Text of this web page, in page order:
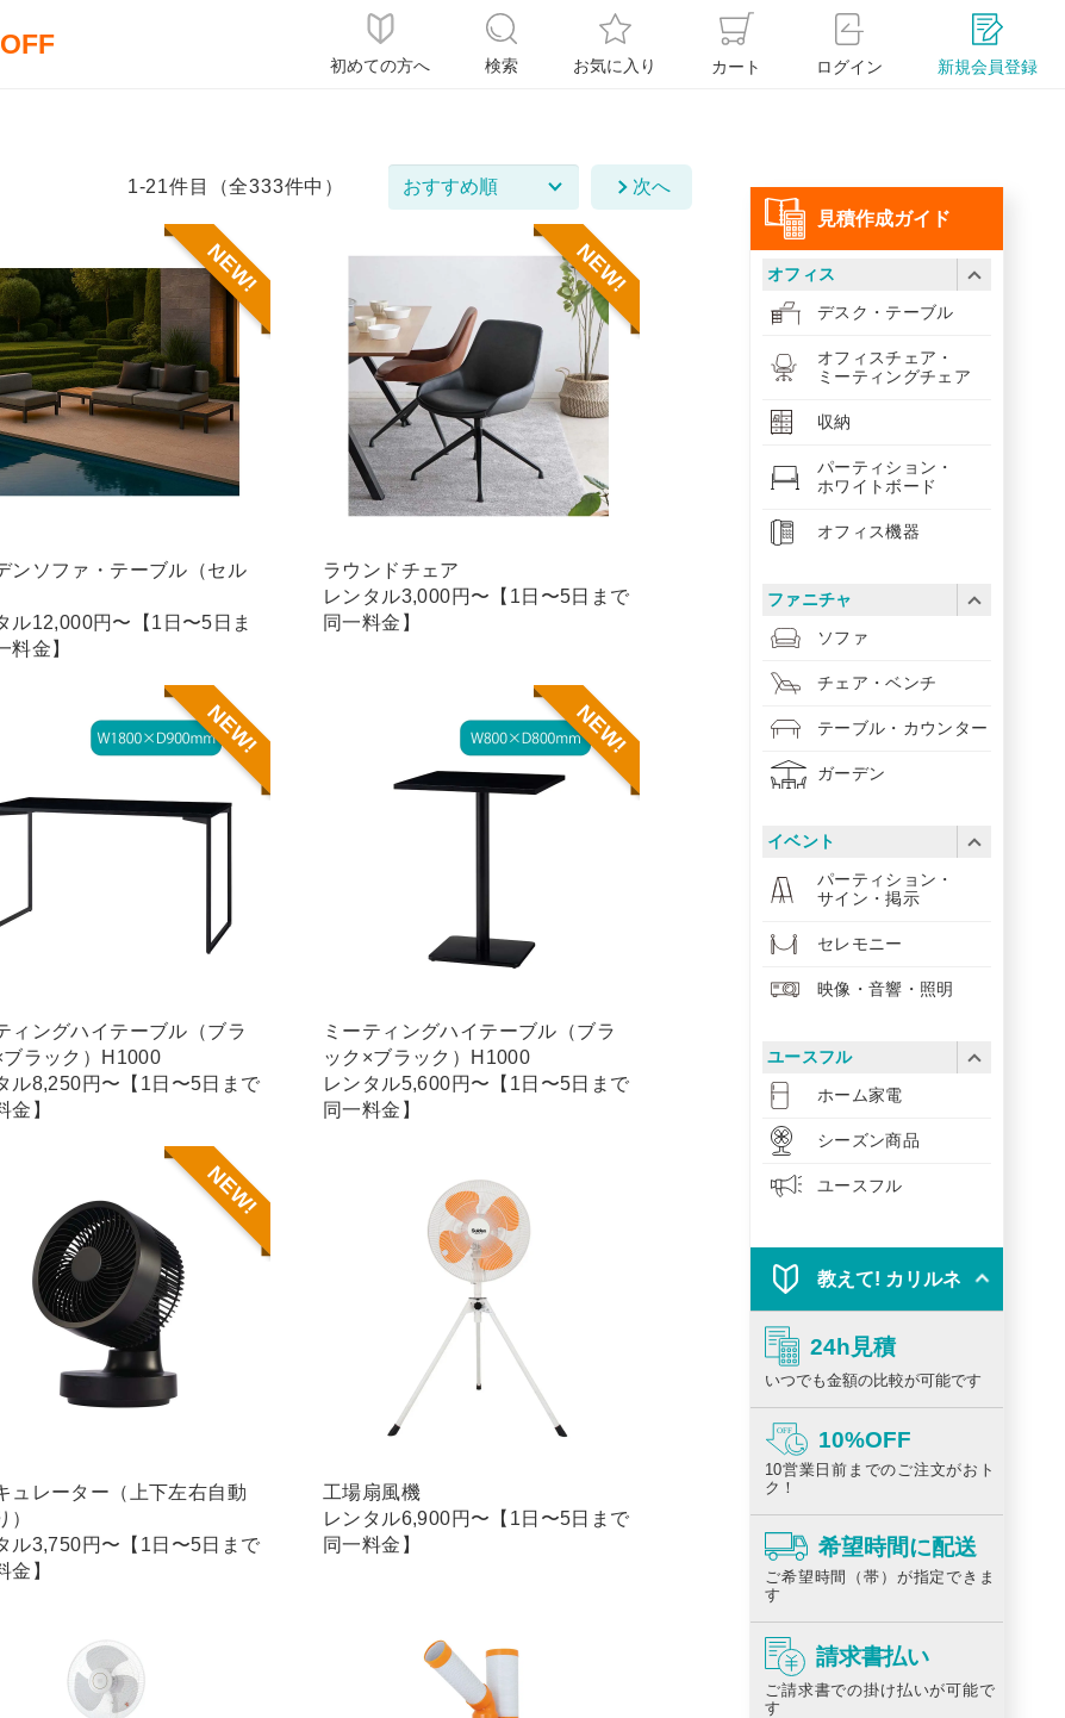
初めての方へ 検索 お気に入り カート ログイン 新規会員登録
1-21件目（全333件中） 次へ
ンソファ・テーブル（セル
ル12,000円〜【1日〜5日ま
料金】
NEW!
ラウンドチェア
レンタル3,000円〜【1日〜5日まで
同一料金】
NEW!
ィングハイテーブル（ブラ
ブラック）H1000
ル8,250円〜【1日〜5日まで
金】
NEW!
ミーティングハイテーブル（ブラ
ック×ブラック）H1000
レンタル5,600円〜【1日〜5日まで
同一料金】
NEW!
ュレーター（上下左右自動
）
ル3,750円〜【1日〜5日まで
金】
NEW!
工場扇風機
レンタル6,900円〜【1日〜5日まで
同一料金】
⾒積作成ガイド
オフィス
デスク・テーブル
オフィスチェア・
ミーティングチェア
収納
パーティション・
ホワイトボード
オフィス機器
ファニチャ
ソファ
チェア・ベンチ
テーブル・カウンター
ガーデン
イベント
パーティション・
サイン・掲示
セレモニー
映像・音響・照明
ユースフル
ホーム家電
シーズン商品
ユースフル
教えて! カリルネ
24h見積
いつでも金額の比較が可能です
10%OFF
10営業日前までのご注文がおト
ク！
希望時間に配送
ご希望時間（帯）が指定できま
す
請求書払い
ご請求書での掛け払いが可能で
す